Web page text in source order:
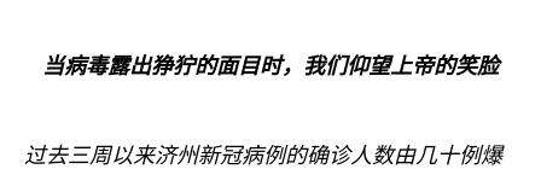
当病毒露出狰狞的面目时，我们仰望上帝的笑脸
过去三周以来济州新冠病例的确诊人数由几十例爆